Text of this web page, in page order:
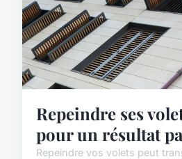
Repeindre ses
pour un résultat
Repeindre vos volets peut